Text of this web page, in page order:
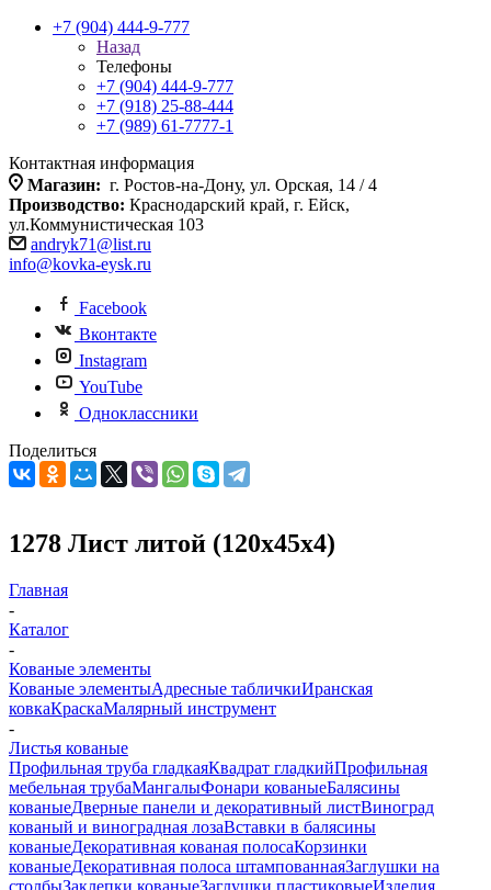
+7 (904) 444-9-777
Назад
Телефоны
+7 (904) 444-9-777
+7 (918) 25-88-444
+7 (989) 61-7777-1
Контактная информация
Магазин: г. Ростов-на-Дону, ул. Орская, 14 / 4
Производство: Краснодарский край, г. Ейск,
ул.Коммунистическая 103
andryk71@list.ru
info@kovka-eysk.ru
Facebook
Вконтакте
Instagram
YouTube
Одноклассники
Поделиться
1278 Лист литой (120х45х4)
Главная
-
Каталог
-
Кованые элементы
Кованые элементыАдресные табличкиИранская
ковкаКраскаМалярный инструмент
-
Листья кованые
Профильная труба гладкаяКвадрат гладкийПрофильная
мебельная трубаМангалыФонари кованыеБалясины
кованыеДверные панели и декоративный листВиноград
кованый и виноградная лозаВставки в балясины
кованыеДекоративная кованая полосаКорзинки
кованыеДекоративная полоса штампованнаяЗаглушки на
столбыЗаклепки кованыеЗаглушки пластиковыеИзделия